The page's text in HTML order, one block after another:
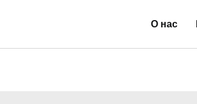
О нас